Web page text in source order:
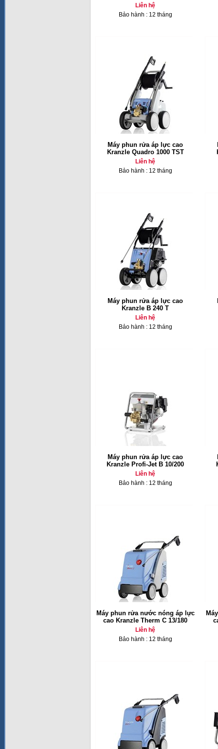
Liên hệ
Bảo hành : 12 tháng
Máy phun rửa áp lực cao
Kranzle Quadro 1000 TST
Liên hệ
Bảo hành : 12 tháng
Máy phun rửa áp lực cao
Kranzle B 240 T
Liên hệ
Bảo hành : 12 tháng
Máy phun rửa áp lực cao
Kranzle Profi-Jet B 10/200
Liên hệ
Bảo hành : 12 tháng
Máy phun rửa nước nóng áp lực
cao Kranzle Therm C 13/180
Liên hệ
Bảo hành : 12 tháng